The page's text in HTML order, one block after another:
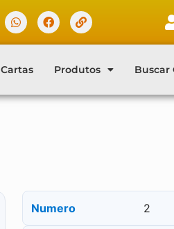
Cartas Produtos Buscar
Numero 2